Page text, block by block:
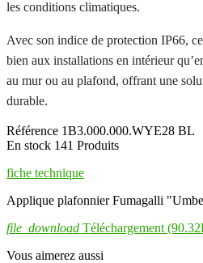
les conditions climatiques.
Avec son indice de protection IP66,
bien aux installations en intérieur
au mur ou au plafond, offrant une
durable.
Référence 1B3.000.000.WYE28 BL
En stock 141 Produits
fiche technique
Applique plafonnier Fumagalli
file_download Téléchargement
Vous aimerez aussi